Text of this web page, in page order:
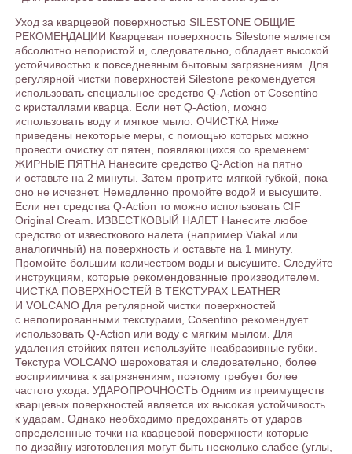
Уход за кварцевой поверхностью SILESTONE ОБЩИЕ
РЕКОМЕНДАЦИИ Кварцевая поверхность Silestone является
абсолютно непористой и, следовательно, обладает высокой
устойчивостью к повседневным бытовым загрязнениям. Для
регулярной чистки поверхностей Silestone рекомендуется
использовать специальное средство Q-Action от Сosentino
с кристаллами кварца. Если нет Q-Action, можно
использовать воду и мягкое мыло. ОЧИСТКА Ниже
приведены некоторые меры, с помощью которых можно
провести очистку от пятен, появляющихся со временем:
ЖИРНЫЕ ПЯТНА Нанесите средство Q-Action на пятно
и оставьте на 2 минуты. Затем протрите мягкой губкой, пока
оно не исчезнет. Немедленно промойте водой и высушите.
Если нет средства Q-Action то можно использовать CIF
Original Cream. ИЗВЕСТКОВЫЙ НАЛЕТ Нанесите любое
средство от известкового налета (например Viakal или
аналогичный) на поверхность и оставьте на 1 минуту.
Промойте большим количеством воды и высушите. Следуйте
инструкциям, которые рекомендованные производителем.
ЧИСТКА ПОВЕРХНОСТЕЙ В ТЕКСТУРАХ LEATHER
И VOLCANO Для регулярной чистки поверхностей
с неполированными текстурами, Cosentino рекомендует
использовать Q-Action или воду с мягким мылом. Для
удаления стойких пятен используйте неабразивные губки.
Текстура VOLCANO шероховатая и следовательно, более
восприимчива к загрязнениям, поэтому требует более
частого ухода. УДАРОПРОЧНОСТЬ Одним из преимуществ
кварцевых поверхностей является их высокая устойчивость
к ударам. Однако необходимо предохранять от ударов
определенные точки на кварцевой поверхности которые
по дизайну изготовления могут быть несколько слабее (углы,